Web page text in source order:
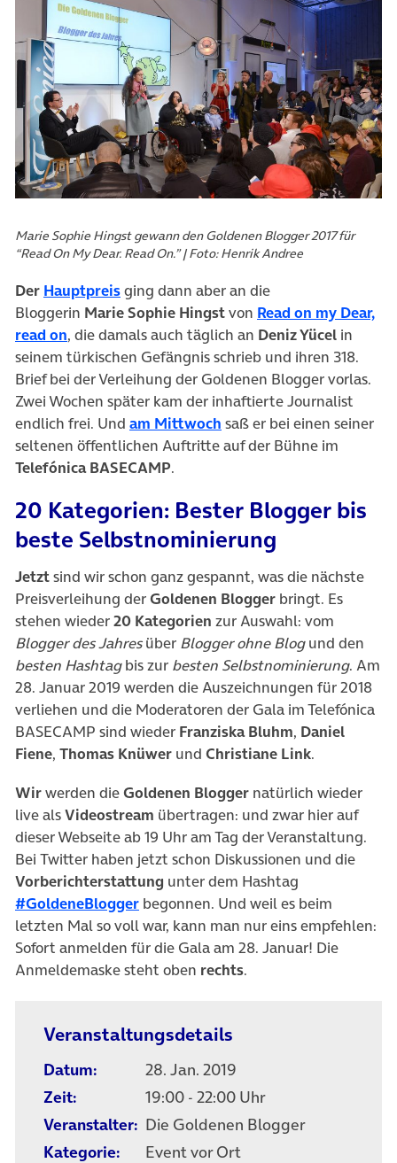
Marie Sophie Hingst gewann den Goldenen Blogger 2017 für
“Read On My Dear. Read On.” | Foto: Henrik Andree
Der Hauptpreis(öffnet in neuem Tab)
ging dann aber an die
Bloggerin Marie Sophie Hingstvon Read on my Dear,
read on(öffnet in neuem Tab)
, die damals auch täglich an Deniz Yücel in
seinem türkischen Gefängnis schrieb und ihren 318.
Brief bei der Verleihung der Goldenen Blogger vorlas.
Zwei Wochen später kam der inhaftierte Journalist
endlich frei. Und am Mittwoch (öffnet in neuem Tab)
saß er bei einen seiner
seltenen öffentlichen Auftritte auf der Bühne im
Telefónica BASECAMP.
20 Kategorien: Bester Blogger bis
beste Selbstnominierung
Jetztsind wir schon ganz gespannt, was die nächste
Preisverleihung derGoldenen Blogger bringt. Es
stehen wieder20 Kategorien zur Auswahl: vom
Blogger des Jahresüber Blogger ohne Blogund den
besten Hashtagbis zur besten Selbstnominierung. Am
28. Januar 2019 werden die Auszeichnungen für 2018
verliehen und die Moderatoren der Gala im Telefónica
BASECAMP sind wieder Franziska Bluhm, Daniel
Fiene, Thomas Knüwer und Christiane Link.
Wirwerden dieGoldenen Blogger natürlich wieder
live alsVideostream übertragen: und zwar hier auf
dieser Webseite ab 19 Uhr am Tag der Veranstaltung.
Bei Twitter haben jetzt schon Diskussionen und die
Vorberichterstattung unter dem Hashtag
#GoldeneBlogger(öffnet in neuem Tab)
begonnen. Und weil es beim
letzten Mal so voll war, kann man nur eins empfehlen:
Sofort anmelden für die Gala am 28. Januar! Die
Anmeldemaske steht oben rechts.
Veranstaltungsdetails
Datum:
28. Jan. 2019
Zeit:
19:00 - 22:00 Uhr
Veranstalter: Die Goldenen Blogger
Kategorie:
Event vor Ort